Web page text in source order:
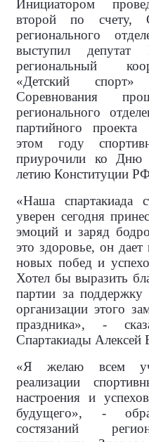
Инициатором
второй по счету,
регионального
выступил депутат
региональный
«Детский
Соревнования
регионального
партийного
этом году
приурочили ко Дню
летию Конституции
«Наша спартакиада
уверен сегодня
эмоций и заряд
это здоровье, он
новых побед и
Хотел бы выразить
партии за
организации этого
праздника», -
Спартакиады Алексей
«Я желаю всем
реализации
настроения и
будущего», -
состязаний